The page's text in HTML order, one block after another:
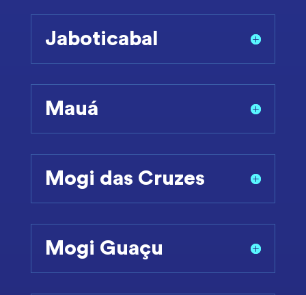
Jaboticabal
Mauá
Mogi das Cruzes
Mogi Guaçu